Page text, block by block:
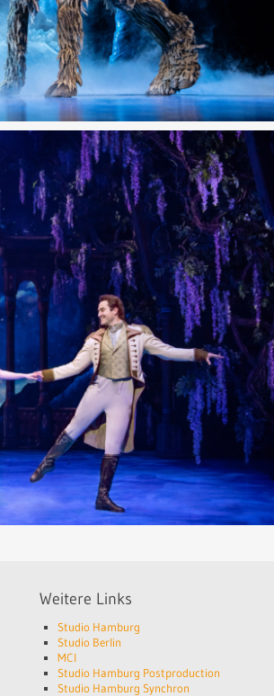
Weitere Links
Studio Hamburg
Studio Berlin
MCI
Studio Hamburg Postproduction
Studio Hamburg Synchron